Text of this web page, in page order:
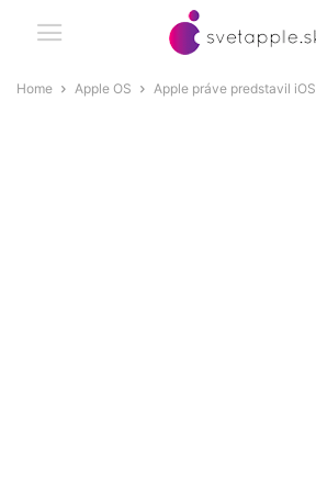
Home Apple OS Apple práve predstavil